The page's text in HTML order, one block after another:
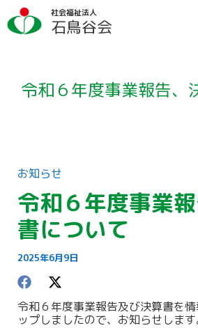
容
を
社会福祉法人
石鳥谷会
令和６年度事業報告、
お知らせ
令和６年度事業
書について
2025年6月9日
令和６年度事業報告及び決算書を
ップしましたので、お知らせします
ア
ー
カ